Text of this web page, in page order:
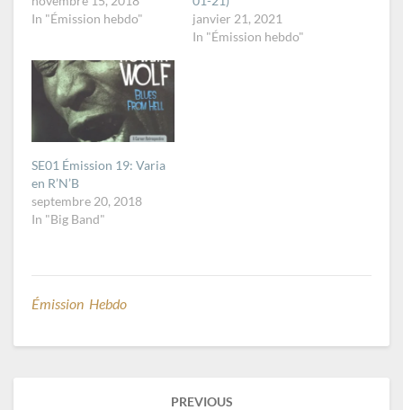
In "Émission hebdo"
janvier 21, 2021
In "Émission hebdo"
SE01 Émission 19: Varia
en R’N’B
septembre 20, 2018
In "Big Band"
Émission Hebdo
PREVIOUS